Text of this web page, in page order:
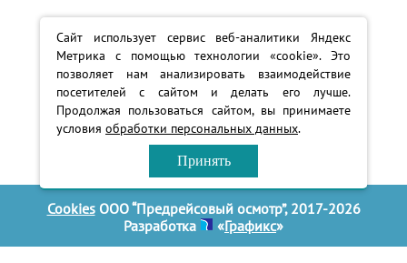
CookiesООО “Предрейсовый осмотр”, 2017-2026
Разработка
«Графикс»
Сайт использует сервис веб-аналитики Яндекс
Метрика с помощью технологии «cookie». Это
позволяет нам анализировать взаимодействие
посетителей с сайтом и делать его лучше.
Продолжая пользоваться сайтом, вы принимаете
условия обработки персональных данных.
Принять